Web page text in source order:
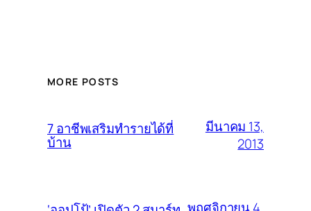
MORE POSTS
7 อาชีพเสริมทำรายได้ที่
บ้าน
มีนาคม 13,
2013